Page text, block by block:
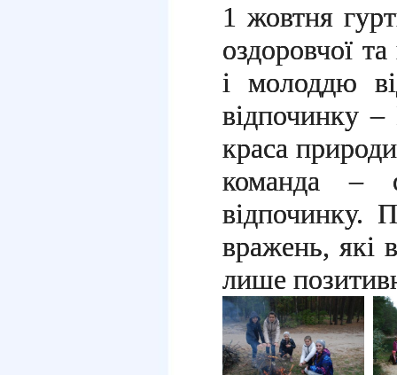
1 жовтня
оздоровчої
і молоддю
відпочинку
краса
команда –
відпочинку.
вражень, які
лише